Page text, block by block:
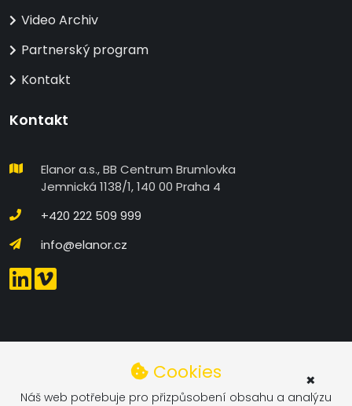
DETAILNÍ NASTAVENÍ COOKIES
Technické
Cookies
Náš web potřebuje pro přizpůsobení obsahu a analýzu
×
Video Archiv
Partnerský program
Kontakt
Kontakt
Elanor a.s., BB Centrum Brumlovka
Jemnická 1138/1, 140 00 Praha 4
+420 222 509 999
info@elanor.cz